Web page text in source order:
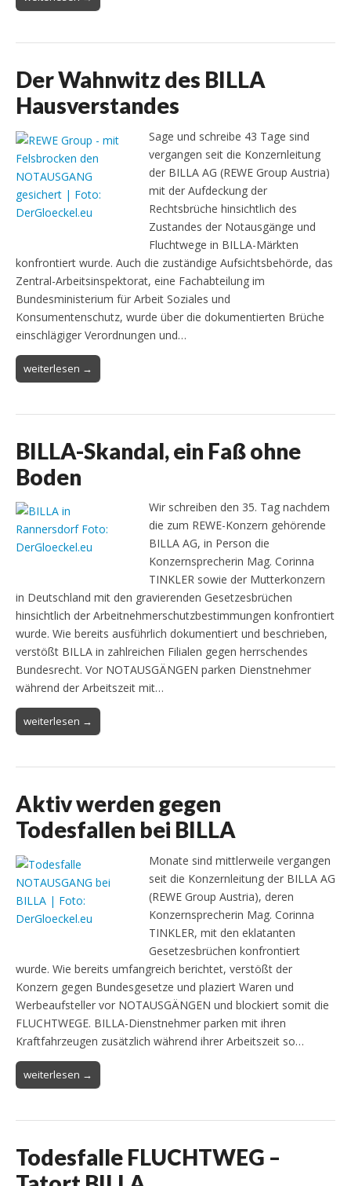
Der Wahnwitz des BILLA
Hausverstandes
Sage und schreibe 43 Tage sind
vergangen seit die Konzernleitung
der BILLA AG (REWE Group Austria)
mit der Aufdeckung der
Rechtsbrüche hinsichtlich des
Zustandes der Notausgänge und
Fluchtwege in BILLA-Märkten
konfrontiert wurde. Auch die zuständige Aufsichtsbehörde, das
Zentral-Arbeitsinspektorat, eine Fachabteilung im
Bundesministerium für Arbeit Soziales und
Konsumentenschutz, wurde über die dokumentierten Brüche
einschlägiger Verordnungen und…
weiterlesen →
BILLA-Skandal, ein Faß ohne
Boden
Wir schreiben den 35. Tag nachdem
die zum REWE-Konzern gehörende
BILLA AG, in Person die
Konzernsprecherin Mag. Corinna
TINKLER sowie der Mutterkonzern
in Deutschland mit den gravierenden Gesetzesbrüchen
hinsichtlich der Arbeitnehmerschutzbestimmungen konfrontiert
wurde. Wie bereits ausführlich dokumentiert und beschrieben,
verstößt BILLA in zahlreichen Filialen gegen herrschendes
Bundesrecht. Vor NOTAUSGÄNGEN parken Dienstnehmer
während der Arbeitszeit mit…
weiterlesen →
Aktiv werden gegen
Todesfallen bei BILLA
Monate sind mittlerweile vergangen
seit die Konzernleitung der BILLA AG
(REWE Group Austria), deren
Konzernsprecherin Mag. Corinna
TINKLER, mit den eklatanten
Gesetzesbrüchen konfrontiert
wurde. Wie bereits umfangreich berichtet, verstößt der
Konzern gegen Bundesgesetze und plaziert Waren und
Werbeaufsteller vor NOTAUSGÄNGEN und blockiert somit die
FLUCHTWEGE. BILLA-Dienstnehmer parken mit ihren
Kraftfahrzeugen zusätzlich während ihrer Arbeitszeit so…
weiterlesen →
Todesfalle FLUCHTWEG –